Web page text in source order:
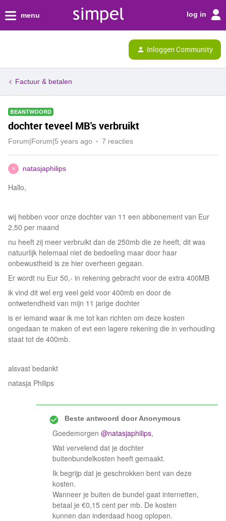
menu log in
Inloggen Community
Factuur & betalen
BEANTWOORD
dochter teveel MB's verbruikt
Forum|Forum|5 years ago 7 reacties
N natasjaphilips
Hallo,
wij hebben voor onze dochter van 11 een abbonement van Eur
2,50 per maand
nu heeft zij meer verbruikt dan de 250mb die ze heeft, dit was
natuurlijk helemaal niet de bedoeling maar door haar
onbewustheid is ze hier overheen gegaan.
Er wordt nu Eur 50,- in rekening gebracht voor de extra 400MB
ik vind dit wel erg veel geld voor 400mb en door de
ontwetendheid van mijn 11 jarige dochter
is er iemand waar ik me tot kan richten om deze kosten
ongedaan te maken of evt een lagere rekening die in verhouding
staat tot de 400mb.
alsvast bedankt
natasja Philips
Beste antwoord doorAnonymous
Goedemorgen @natasjaphilips,
Wat vervelend dat je dochter
buitenbundelkosten heeft gemaakt.
Ik begrijp dat je geschrokken bent van deze
kosten.
Wanneer je buiten de bundel gaat internetten,
betaal je €0,15 cent per mb. De kosten
kunnen dan inderdaad hoog oplopen.